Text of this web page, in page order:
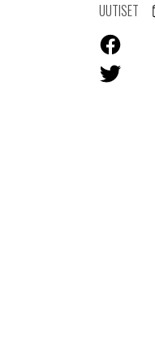
UUTISET